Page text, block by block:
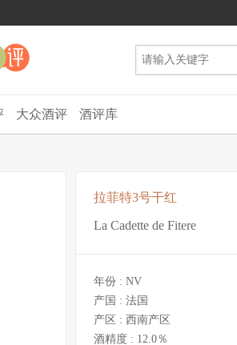
大众酒评 酒评库
拉菲特3号干红
La Cadette de Fitere
年份 : NV
产国 : 法国
产区 : 西南产区
酒精度 : 12.0％